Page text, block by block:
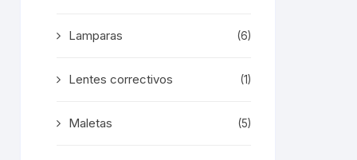
Lamparas (6)
Lentes correctivos (1)
Maletas (5)